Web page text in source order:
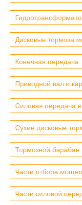
Дисковые тормоза
Конечная передача
Приводной вал и
Силовая передача
Сухие дисковые
Тормозной барабан
Части отбора
Части силовой